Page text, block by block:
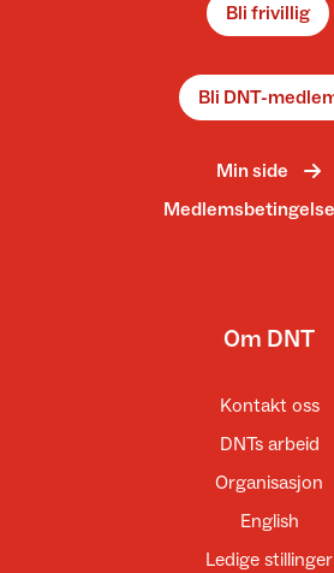
Bli frivillig
Bli DNT-
Min side
Om DNT
Kontakt oss
DNTs arbeid
Organisasjon
English
Ledige stillinger